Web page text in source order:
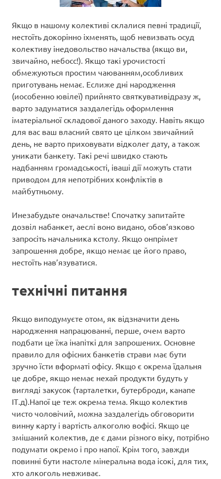
Якщо в нашому колективі склалися певні традиції,
нестоїть докорінно іхменять, щоб невизвать осуд
колективу інедовольство начальства (якщо ви,
звичайно, небосс!). Якщо такі урочистості
обмежуються простим чаюванням,особливих
приготувань немає. Еслиже дні народження
(иособенно ювілеї) прийнято святкувативідразу ж,
варто задуматися заздалегідь оформлення
іматеріальної складової даного заходу. Навіть якщо
для вас ваш власний свято це цілком звичайний
день, не варто приховувати відколег дату, а також
уникати банкету. Такі речі швидко стають
надбанням громадськості, іваші дії можуть стати
приводом для непотрібних конфліктів в
майбутньому.
Инезабудьте оначальстве! Спочатку запитайте
дозвіл набанкет, аеслі воно видано, обов’язково
запросіть начальника кстолу. Якщо онпрімет
запрошення добре, якщо немає це його право,
нестоїть нав’язуватися.
технічні питання
Якщо виподумуєте отом, як відзначити день
народження напрацюванні, перше, очем варто
подбати це їжа інапіткі для запрошених. Основне
правило для офісних банкетів страви має бути
зручно їсти вформаті офісу. Якщо є окрема їдальня
це добре, якщо немає нехай продукти будуть у
вигляді закусок (тарталетки, бутерброди, канапе
ІТ.д).Напої це теж окрема тема. Якщо колектив
чисто чоловічий, можна заздалегідь обговорити
винну карту і вартість алкоголю вофісі. Якщо це
змішаний колектив, де є дами різного віку, потрібно
подумати окремо і про напої. Крім того, завжди
повинні бути настоле мінеральна вода ісокі, для тих,
хто алкоголь невживає.